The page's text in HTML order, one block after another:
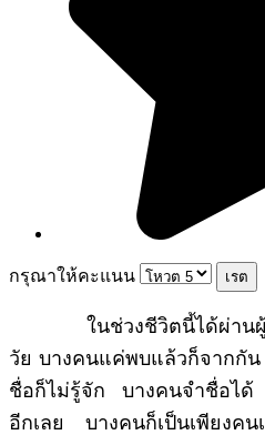
กรุณาให้คะแนน
ในช่วงชีวิตนี้ได้ผ่านผู้ค
วัย บางคนแค่พบแล้วก็จากกั
ชื่อก็ไม่รู้จัก บางคนจำชื่อได้
อีกเลย บางคนก็เป็นเพียงคน